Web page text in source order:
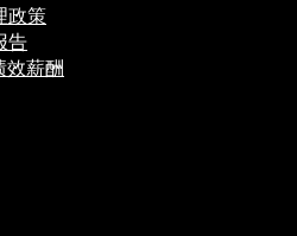
政策
告
效薪酬